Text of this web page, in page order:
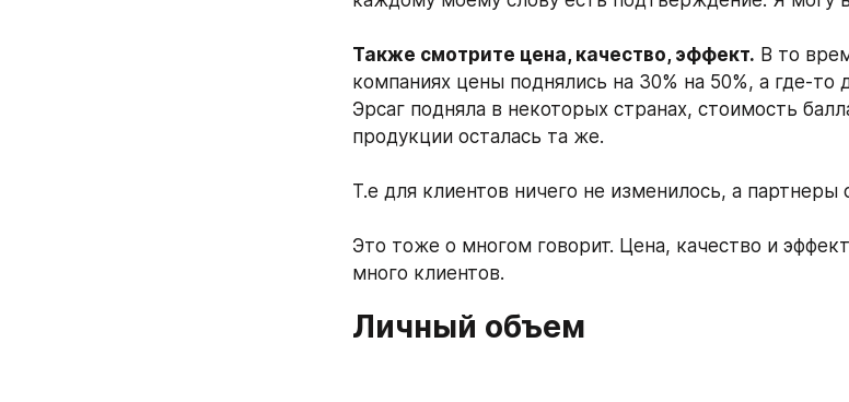
Также смотрите цена, качество, эффект. В то
компаниях цены поднялись на 30% на 50%, а где-то
Эрсаг подняла в некоторых странах, стоимость
продукции осталась та же.
Т.е для клиентов ничего не изменилось, а партнеры
Это тоже о многом говорит. Цена, качество и
много клиентов.
Личный объем